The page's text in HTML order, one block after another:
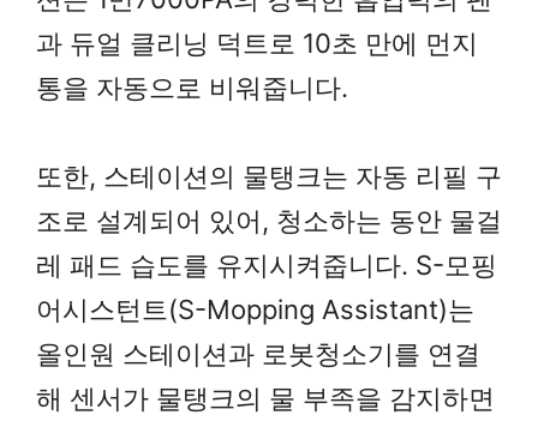
과 듀얼 클리닝 덕트로 10초 만에 먼지
통을 자동으로 비워줍니다.
또한, 스테이션의 물탱크는 자동 리필 구
조로 설계되어 있어, 청소하는 동안 물걸
레 패드 습도를 유지시켜줍니다. S-모핑
어시스턴트(S-Mopping Assistant)는
올인원 스테이션과 로봇청소기를 연결
해 센서가 물탱크의 물 부족을 감지하면